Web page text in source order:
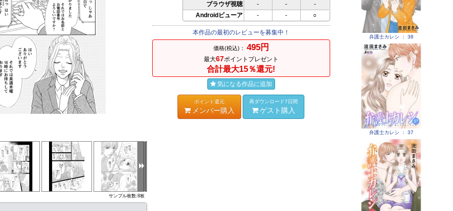
サンプル枚数:8枚
ブラウザ視聴
- -
-
Androidビューア
- - ○
本作品の最初のレビューを募集中！
価格(税込)： 495円
最大67ポイントプレゼント
合計最大15％還元!
気になる作品に追加
ポイント還元
メンバー購入
再ダウンロード7日間
ゲスト購入
弁護士カレシ ： 38
弁護士カレシ ： 37